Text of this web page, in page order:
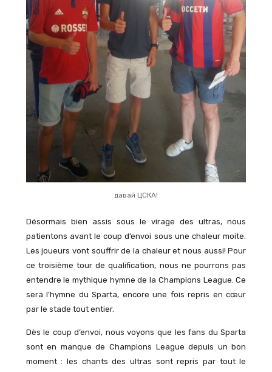
давай ЦСКА!
Désormais bien assis sous le virage des ultras, nous
patientons avant le coup d’envoi sous une chaleur moite.
Les joueurs vont souffrir de la chaleur et nous aussi! Pour
ce troisième tour de qualification, nous ne pourrons pas
entendre le mythique hymne de la Champions League. Ce
sera l’hymne du Sparta, encore une fois repris en cœur
par le stade tout entier.
Dès le coup d’envoi, nous voyons que les fans du Sparta
sont en manque de Champions League depuis un bon
moment : les chants des ultras sont repris par tout le